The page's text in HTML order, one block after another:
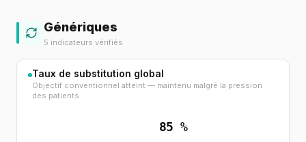
Génériques
5 indicateurs vérifiés
Taux de substitution global
Objectif conventionnel atteint — maintenu malgré la pression
des patients
85 %